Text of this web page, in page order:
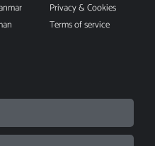
Privacy & Cookies
Terms of service